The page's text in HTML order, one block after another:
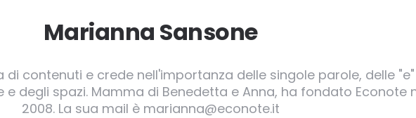
Marianna Sansone
di contenuti e crede nell'importanza delle singole parole, delle
e degli spazi. Mamma di Benedetta e Anna, ha fondato Econote
2008. La sua mail è marianna@econote.it